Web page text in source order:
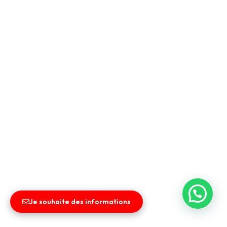
Je souhaite des informations